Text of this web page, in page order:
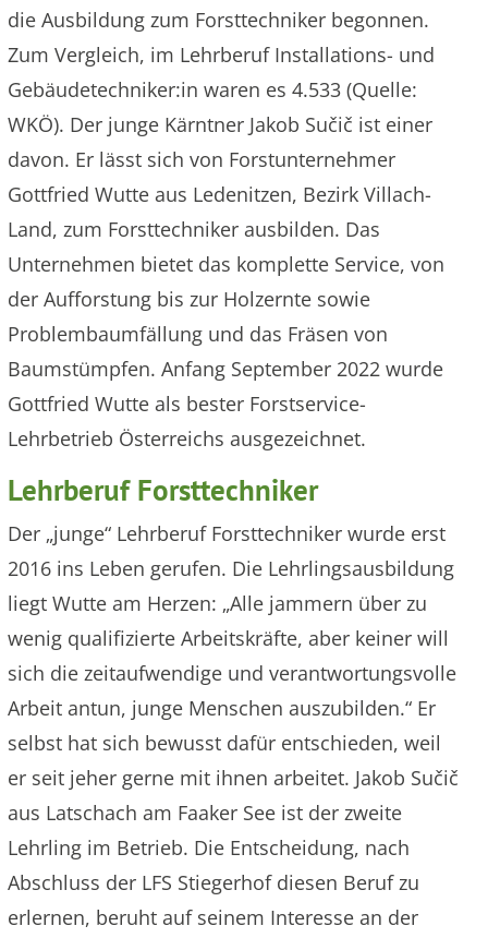
die Ausbildung zum Forsttechniker begonnen.
Zum Vergleich, im Lehrberuf Installations- und
Gebäudetechniker:in waren es 4.533 (Quelle:
WKÖ). Der junge Kärntner Jakob Sučič ist einer
davon. Er lässt sich von Forstunternehmer
Gottfried Wutte aus Ledenitzen, Bezirk Villach-
Land, zum Forsttechniker ausbilden. Das
Unternehmen bietet das komplette Service, von
der Aufforstung bis zur Holzernte sowie
Problembaumfällung und das Fräsen von
Baumstümpfen. Anfang September 2022 wurde
Gottfried Wutte als bester Forstservice-
Lehrbetrieb Österreichs ausgezeichnet.
Lehrberuf Forsttechniker
Der „junge“ Lehrberuf Forsttechniker wurde erst
2016 ins Leben gerufen. Die Lehrlingsausbildung
liegt Wutte am Herzen: „Alle jammern über zu
wenig qualifizierte Arbeitskräfte, aber keiner will
sich die zeitaufwendige und verantwortungsvolle
Arbeit antun, junge Menschen auszubilden.“ Er
selbst hat sich bewusst dafür entschieden, weil
er seit jeher gerne mit ihnen arbeitet. Jakob Sučič
aus Latschach am Faaker See ist der zweite
Lehrling im Betrieb. Die Entscheidung, nach
Abschluss der LFS Stiegerhof diesen Beruf zu
erlernen, beruht auf seinem Interesse an der